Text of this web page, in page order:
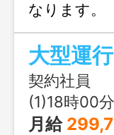
なります
もありま
も可能で
なります
事業所の定
大型運
契約社員
(1)18時00
月給